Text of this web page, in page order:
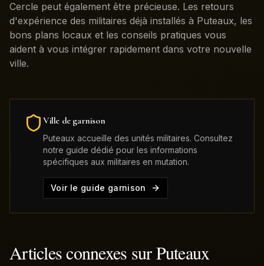
Cercle peut également être précieuse. Les retours
d'expérience des militaires déjà installés à Puteaux, les
bons plans locaux et les conseils pratiques vous
aident à vous intégrer rapidement dans votre nouvelle
ville.
Ville de garnison
Puteaux accueille des unités militaires. Consultez
notre guide dédié pour les informations
spécifiques aux militaires en mutation.
Voir le guide garnison
Articles connexes surPuteaux